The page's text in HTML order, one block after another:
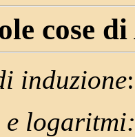
cose
induzione
e